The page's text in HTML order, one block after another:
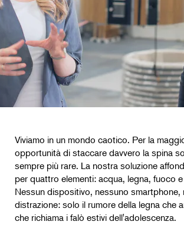
Viviamo in un mondo caotico. Per la
opportunità di staccare davvero la spina
sempre più rare. La nostra soluzione
per quattro elementi: acqua, legna, fuoco
Nessun dispositivo, nessuno smartphone,
distrazione: solo il rumore della legna che
che richiama i falò estivi dell'adolescenza.